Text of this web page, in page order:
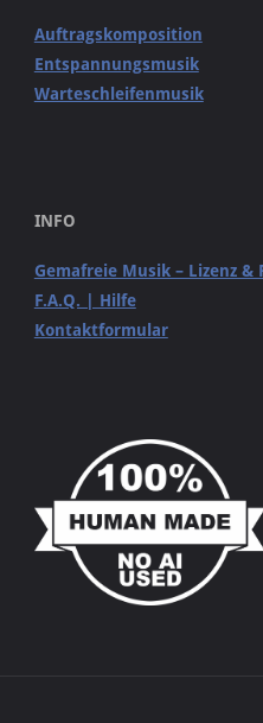
Auftragskomposition
Entspannungsmusik
Warteschleifenmusik
INFO
Gemafreie Musik – Lizenz &
F.A.Q. | Hilfe
Kontaktformular